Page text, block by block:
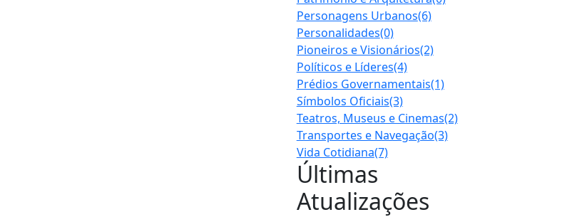
Personagens Urbanos(6)
Personalidades(0)
Pioneiros e Visionários(2)
Políticos e Líderes(4)
Prédios Governamentais(1)
Símbolos Oficiais(3)
Teatros, Museus e Cinemas(2)
Transportes e Navegação(3)
Vida Cotidiana(7)
Últimas
Atualizações